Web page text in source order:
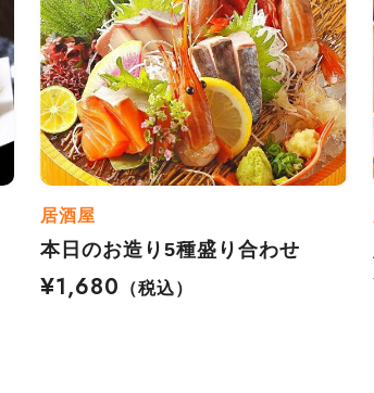
居酒屋
本日のお造り5種盛り合わせ
¥1,680
（税込）